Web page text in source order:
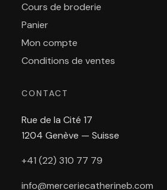
Cours de broderie
Panier
Mon compte
Conditions de ventes
CONTACT
Rue de la Cité 17
1204 Genève — Suisse
+41 (22) 310 77 79
info@merceriecatherineb.com